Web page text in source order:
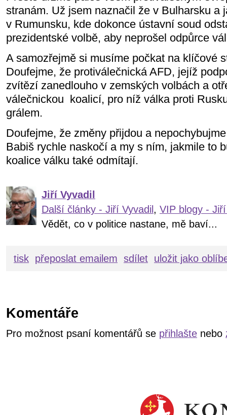
stranám. Už jsem naznačil že v Bulharsku a
v Rumunsku, kde dokonce ústavní soud
prezidentské volbě, aby neprošel odpůrce
A samozřejmě si musíme počkat na klíčové
Doufejme, že protiválečnická AFD, jejíž
zvítězí zanedlouho v zemských volbách a
válečnickou koalicí, pro níž válka proti
grálem.
Doufejme, že změny přijdou a
Babiš rychle naskočí a my s ním, jakmile to
koalice válku také odmítají.
Jiří Vyvadil
Další články - Jiří Vyvadil , VIP blogy -
Vědět, co v politice nastane, mě baví...
tisk přeposlat emailem sdílet uložit jako
Komentáře
Pro možnost psaní komentářů se přihlašte nebo